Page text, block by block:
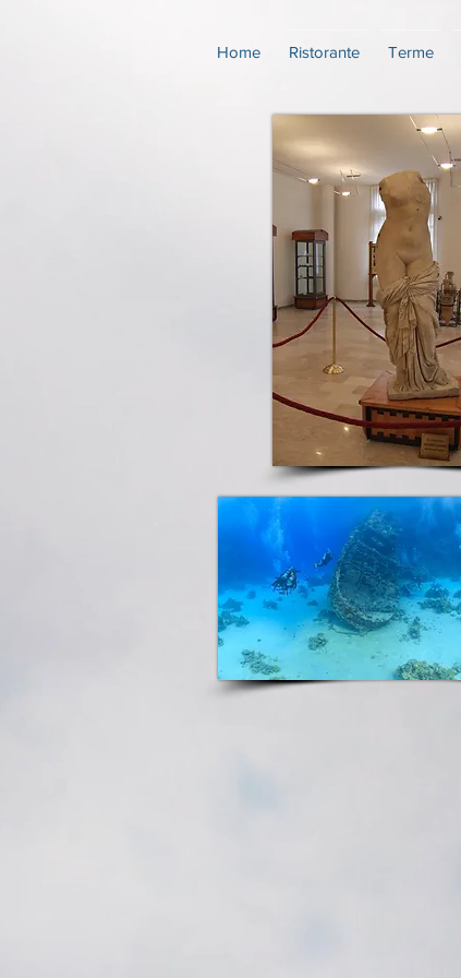
Home Ristorante Terme